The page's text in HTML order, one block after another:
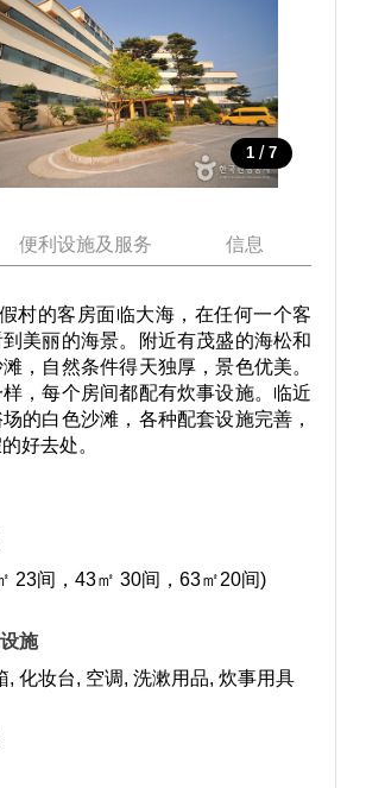
1 / 7
便利设施及服务 信息
的客房面临大海，在任何一个客
美丽的海景。附近有茂盛的海松和
，自然条件得天独厚，景色优美。
，每个房间都配有炊事设施。临近
的白色沙滩，各种配套设施完善，
好去处。
23间，43㎡ 30间，63㎡20间)
施
, 化妆台, 空调, 洗漱用品, 炊事用具